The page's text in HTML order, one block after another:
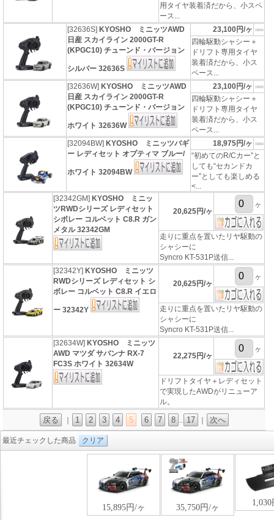
用タイヤ装着済だから、小スペ
ース...
[32636S] KYOSHO ミニッツAWD
日産 スカイライン 2000GT-R
(KPGC10) チューンド・バージョン
シルバー 32636S
23,100円/ヶ
四輪駆動シャシー＋
ドリフト専用タイヤ
装着済だから、小ス
ペース...
[32636W] KYOSHO ミニッツAWD
日産 スカイライン 2000GT-R
(KPGC10) チューンド・バージョン
ホワイト 32636W
23,100円/ヶ
四輪駆動シャシー＋
ドリフト専用タイヤ
装着済だから、小ス
ペース...
[32094BW] KYOSHO ミニッツバギ
ー レディセット オプティマ ブルー/
ホワイト 32094BW
18,975円/ヶ
“初めてのR/Cカー”と
しても“セカンドカ
ー”としても楽しめる
<...
[32342GM] KYOSHO ミニッ
ツRWDシリーズ レディセット
シボレー コルベット C8.R ガン
メタル 32342GM
20,625円/ヶ
ヶ
走りに重点を置いたリヤ駆動の
シャシーに
Syncro KT-531P送信...
[32342Y] KYOSHO ミニッツ
RWDシリーズ レディセット シ
ボレー コルベット C8.R イエロ
ー 32342Y
20,625円/ヶ
ヶ
走りに重点を置いたリヤ駆動の
シャシーに
Syncro KT-531P送信...
[32634W] KYOSHO ミニッツ
AWD マツダ サバンナ RX-7
FC3S ホワイト 32634W
22,275円/ヶ
ヶ
ドリフトタイヤ＋レディセット
で実現したAWDがリニューア
ル。
戻る 1 2 3 4 5 6 7 8 .. 17 次へ
最近チェックした商品 クリア